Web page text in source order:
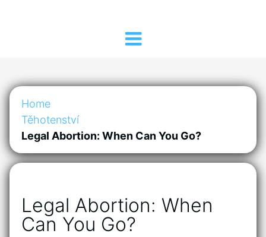
Home
Těhotenství
Legal Abortion: When Can You Go?
Legal Abortion: When
Can You Go?